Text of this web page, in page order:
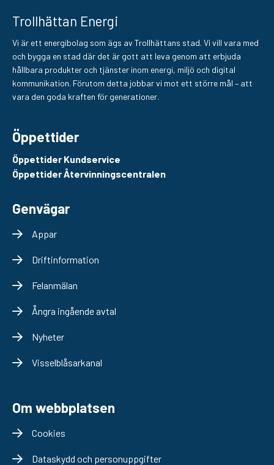
Trollhättan Energi
Vi är ett energibolag som ägs av Trollhättans stad. Vi vill vara med
och bygga en stad där det är gott att leva genom att erbjuda
hållbara produkter och tjänster inom energi, miljö och digital
kommunikation. Förutom detta jobbar vi mot ett större mål – att
vara den goda kraften för generationer.
Öppettider
Öppettider Kundservice
Öppettider Återvinningscentralen
Genvägar
Appar
Driftinformation
Felanmälan
Ångra ingående avtal
Nyheter
Visselblåsarkanal
Om webbplatsen
Cookies
Dataskydd och personuppgifter